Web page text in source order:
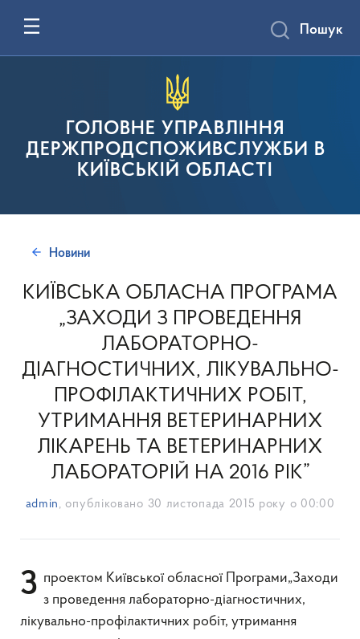
ГОЛОВНЕ УПРАВЛІННЯ
ДЕРЖПРОДСПОЖИВСЛУЖБИ В
КИЇВСЬКІЙ ОБЛАСТІ
Пошук
Новини
КИЇВСЬКА ОБЛАСНА ПРОГРАМА
„ЗАХОДИ З ПРОВЕДЕННЯ
ЛАБОРАТОРНО-
ДІАГНОСТИЧНИХ, ЛІКУВАЛЬНО-
ПРОФІЛАКТИЧНИХ РОБІТ,
УТРИМАННЯ ВЕТЕРИНАРНИХ
ЛІКАРЕНЬ ТА ВЕТЕРИНАРНИХ
ЛАБОРАТОРІЙ НА 2016 РІК”
admin , опубліковано 30 листопада 2015 року о 00:00
З проектом Київської обласної Програми„Заходи з проведення лабораторно-діагностичних,
лікувально-профілактичних робіт, утримання